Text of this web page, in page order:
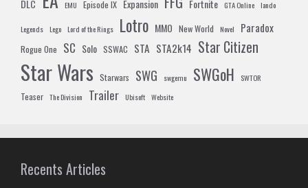
DLC EMU Episode IX Expansion Fortnite GTA Online lando
Legends Lego Lord of the Rings Lotro MMO New World Novel Paradox
Rogue One SC Solo SSWAC STA STA2k14 Star Citizen
Star Wars Starwars SWG swgemu SWGoH SWTOR
Teaser The Division Trailer Ubisoft Website
Recents Articles